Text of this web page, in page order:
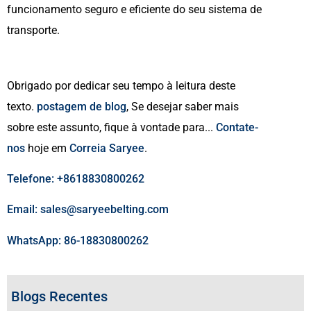
funcionamento seguro e eficiente do seu sistema de
transporte.
Obrigado por dedicar seu tempo à leitura deste
texto. postagem de blog, Se desejar saber mais
sobre este assunto, fique à vontade para... Contate-
nos hoje em Correia Saryee.
Telefone: +8618830800262
Email: sales@saryeebelting.com
WhatsApp: 86-18830800262
Blogs Recentes